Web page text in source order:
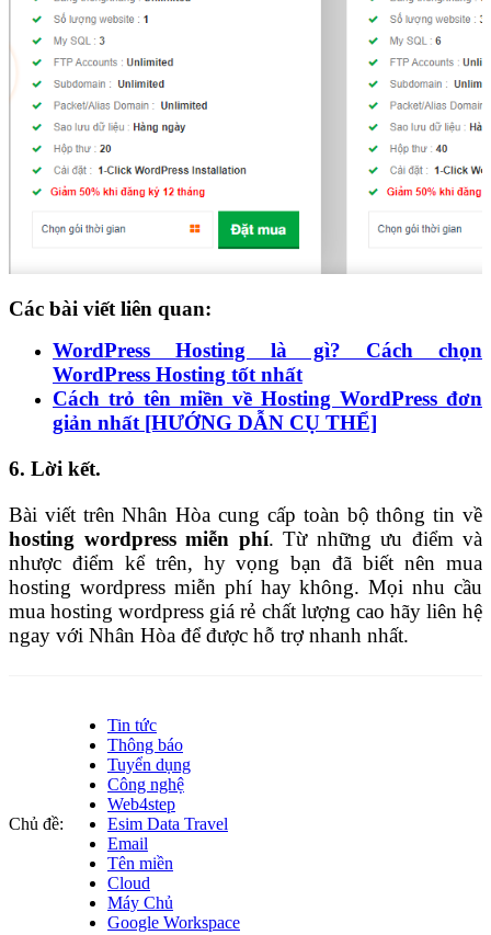
Các bài viết liên quan:
WordPress Hosting là gì? Cách chọn
WordPress Hosting tốt nhất
Cách trỏ tên miền về Hosting WordPress đơn
giản nhất [HƯỚNG DẪN CỤ THỂ]
6. Lời kết.
Bài viết trên Nhân Hòa cung cấp toàn bộ thông tin về
hosting wordpress miễn phí. Từ những ưu điểm và
nhược điểm kể trên, hy vọng bạn đã biết nên mua
hosting wordpress miễn phí hay không.Mọi nhu cầu
mua hosting wordpress giá rẻ chất lượng cao hãy liên hệ
ngay với Nhân Hòa để được hỗ trợ nhanh nhất.
Chủ đề:
Tin tức
Thông báo
Tuyển dụng
Công nghệ
Web4step
Esim Data Travel
Email
Tên miền
Cloud
Máy Chủ
Google Workspace